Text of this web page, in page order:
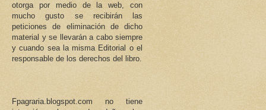
otorga por medio de la web, con
mucho gusto se recibirán las
peticiones de eliminación de dicho
material y se llevarán a cabo siempre
y cuando sea la misma Editorial o el
responsable de los derechos del libro.
Fpagraria.blogspot.com no tiene